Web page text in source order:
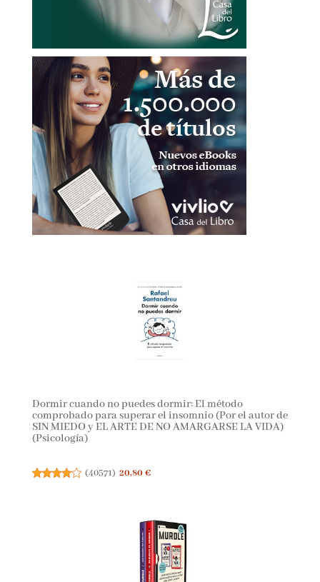
Dormir cuando no puedes dormir: El método
comprobado para superar el insomnio (Por el autor de
SIN MIEDO y EL ARTE DE NO AMARGARSE LA VIDA)
(Psicología)
(40571) 20,80 €